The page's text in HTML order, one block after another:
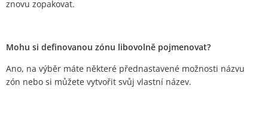
znovu zopakovat.
Mohu si definovanou zónu libovolně pojmenovat?
Ano, na výběr máte některé přednastavené možnosti názvu
zón nebo si můžete vytvořit svůj vlastní název.